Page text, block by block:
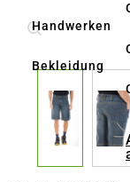
Handwerken
Bekleidung